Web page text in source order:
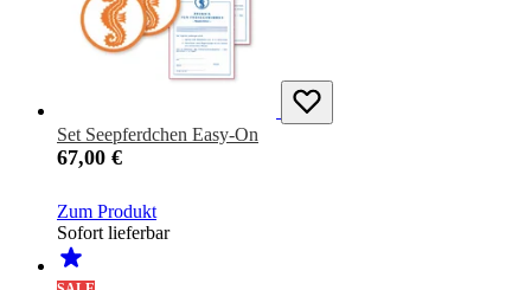
Set Seepferdchen Easy-On
67,00 €
Zum Produkt
Sofort lieferbar